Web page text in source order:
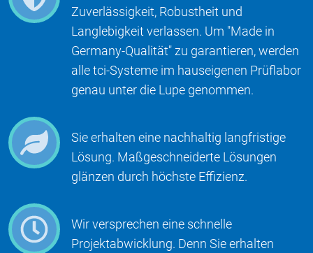
Zuverlässigkeit, Robustheit und
Langlebigkeit verlassen. Um "Made in
Germany-Qualität" zu garantieren, werden
alle tci-Systeme im hauseigenen Prüflabor
genau unter die Lupe genommen.
Sie erhalten eine nachhaltig langfristige
Lösung. Maßgeschneiderte Lösungen
glänzen durch höchste Effizienz.
Wir versprechen eine schnelle
Projektabwicklung. Denn Sie erhalten